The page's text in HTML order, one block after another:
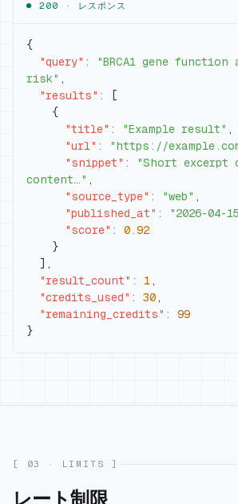
● 200 · レスポンス
{
"query" :
"BRCA1 gene function
risk" ,
"results" :
[
{
"title" : "Example result" ,
"url" : "https://
"snippet" :
"Short excerpt
content…" ,
"source_type" : "web" ,
"published_at" : "2026-04-
"score" :
0.92
}
] ,
"result_count" : 1 ,
"credits_used" : 30 ,
"remaining_credits" :
99
}
[ 03 · LIMITS ]
レート制限